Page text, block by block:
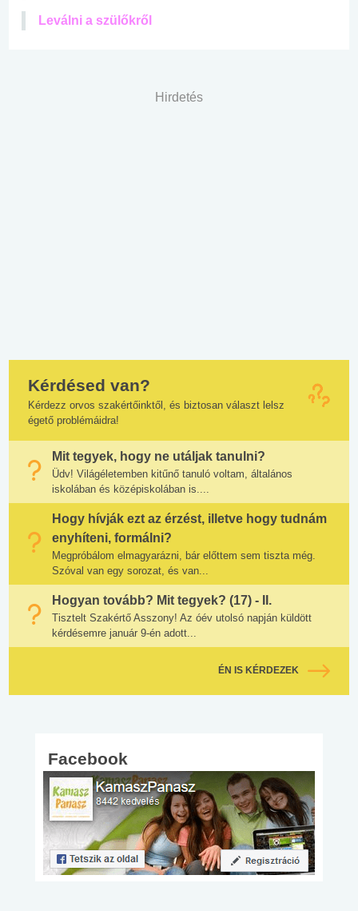
Leválni a szülőkről
Hirdetés
Kérdésed van?
Kérdezz orvos szakértőinktől, és biztosan választ lelsz
égető problémáidra!
Mit tegyek, hogy ne utáljak tanulni?
Üdv! Világéletemben kitűnő tanuló voltam, általános
iskolában és középiskolában is....
Hogy hívják ezt az érzést, illetve hogy tudnám
enyhíteni, formálni?
Megpróbálom elmagyarázni, bár előttem sem tiszta még.
Szóval van egy sorozat, és van...
Hogyan tovább? Mit tegyek? (17) - II.
Tisztelt Szakértő Asszony! Az óév utolsó napján küldött
kérdésemre január 9-én adott...
ÉN IS KÉRDEZEK
Facebook